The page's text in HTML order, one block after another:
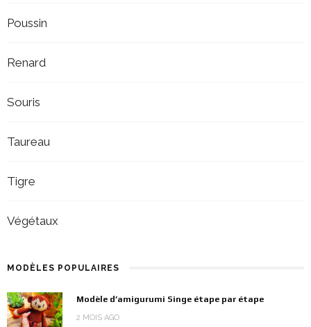
Poussin
Renard
Souris
Taureau
Tigre
Végétaux
MODÈLES POPULAIRES
Modèle d’amigurumi Singe étape par étape
2 MOIS AGO